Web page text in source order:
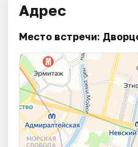
Адрес
Место встречи: